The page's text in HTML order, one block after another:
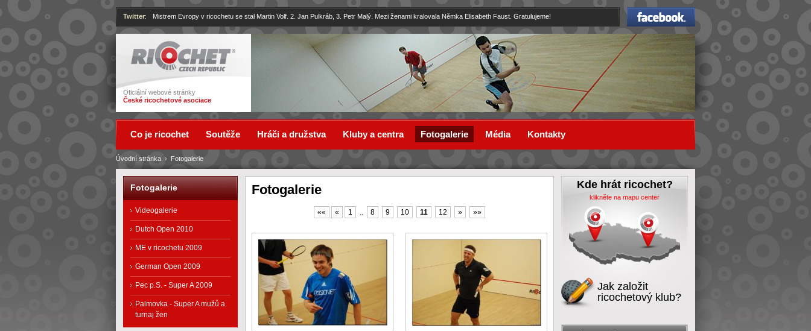
Ricochet
Oficiální webové stránky
České ricochetové asociace
Facebook
Twitter: Mistrem Evropy v ricochetu se stal Martin Volf. 2. Jan Pulkráb, 3. Petr Malý. Mezi ženami kralovala Němka Elisabeth Faust. Gratulujeme!
Fotogalerie
«« « 1 .. 8 9 10 11 12 » »»
Úvodní stránka › Fotogalerie
Co je ricochet Soutěže Hráči a družstva Kluby a centra Fotogalerie Média Kontakty
Fotogalerie
Videogalerie
Dutch Open 2010
ME v ricochetu 2009
German Open 2009
Pec p.S. - Super A 2009
Palmovka - Super A mužů a
turnaj žen
Kde hrát ricochet?
klikněte na mapu center
Jak založit
ricochetový klub?